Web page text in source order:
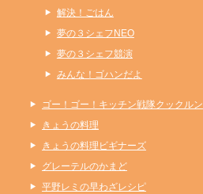
解決！ごはん
夢の３シェフNEO
夢の３シェフ競演
みんな！ゴハンだよ
ゴー！ゴー！キッチン戦隊クックルン
きょうの料理
きょうの料理ビギナーズ
グレーテルのかまど
平野レミの早わざレシピ